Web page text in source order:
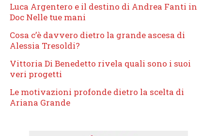
Luca Argentero e il destino di Andrea Fanti in
Doc Nelle tue mani
Cosa c’è davvero dietro la grande ascesa di
Alessia Tresoldi?
Vittoria Di Benedetto rivela quali sono i suoi
veri progetti
Le motivazioni profonde dietro la scelta di
Ariana Grande